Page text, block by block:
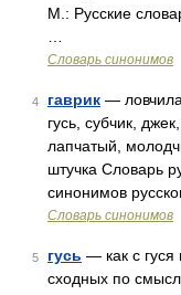
М.: Русские
Словарь синонимов
4 гаврик —
гусь, субчик,
лапчатый,
штучка Словарь
синонимов
Словарь синонимов
5 гусь — как с гуся
сходных по